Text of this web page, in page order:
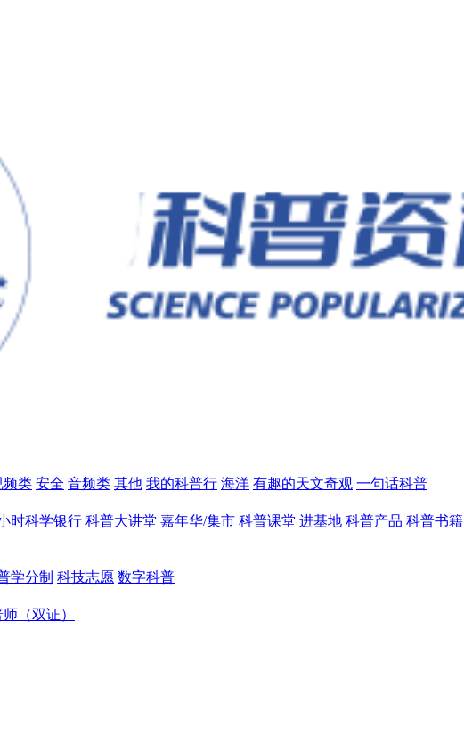
频类 安全 音频类 其他 我的科普行 海洋 有趣的天文奇观 一句话科普
时科学银行 科普大讲堂 嘉年华/集市 科普课堂 进基地 科普产品 科普书籍
学分制 科技志愿 数字科普
（双证）